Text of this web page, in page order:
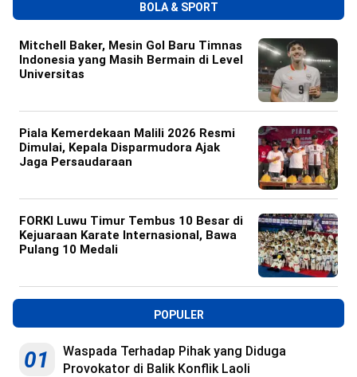
BOLA & SPORT
Mitchell Baker, Mesin Gol Baru Timnas
Indonesia yang Masih Bermain di Level
Universitas
Piala Kemerdekaan Malili 2026 Resmi
Dimulai, Kepala Disparmudora Ajak
Jaga Persaudaraan
FORKI Luwu Timur Tembus 10 Besar di
Kejuaraan Karate Internasional, Bawa
Pulang 10 Medali
POPULER
01
Waspada Terhadap Pihak yang Diduga
Provokator di Balik Konflik Laoli